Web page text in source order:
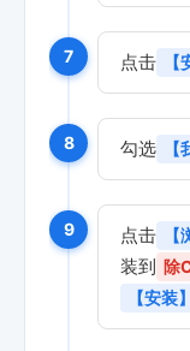
7 点击 【
8 勾选 【
9 点击 【
装到
除
【安装】